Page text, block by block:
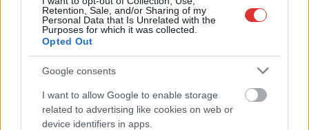
Retention, Sale, and/or Sharing of my
Personal Data that Is Unrelated with the
Purposes for which it was collected.
Opted Out
Google consents
I want to allow Google to enable storage
related to advertising like cookies on web or
device identifiers in apps.
hetilapként jelenik meg – végképp vége a nyomtatott
sajtónak?
Befejeződött a szolnoki Szentháromság-templom felújítása
Szimfonikus köntösben tért vissza a Queen világa a fővárosba
Ilyen, amikor „fél” a Tisza – a durva csapadékhiány nagyon
meglátszik